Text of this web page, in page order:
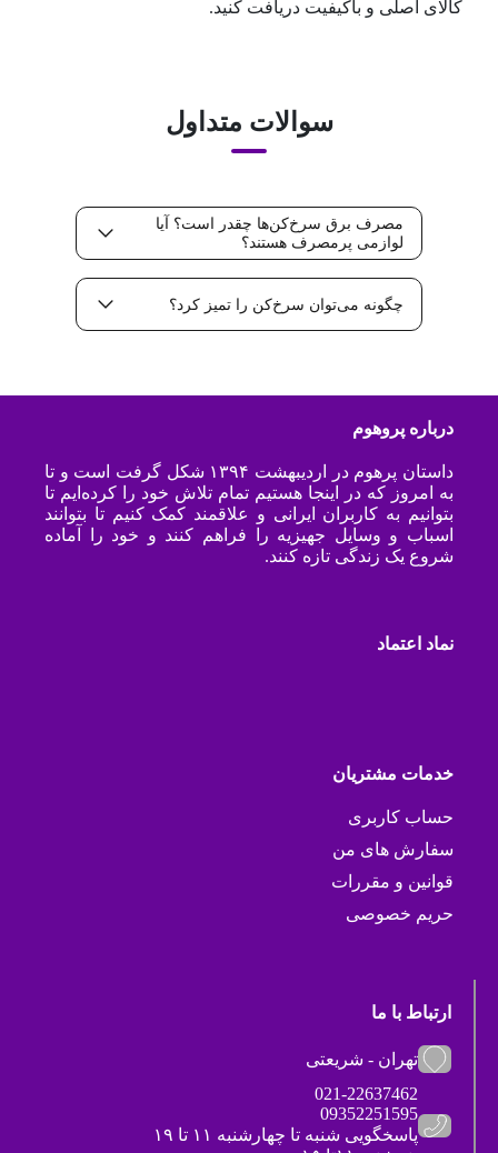
کالای اصلی و باکیفیت دریافت کنید.
سوالات متداول
مصرف برق سرخ‌کن‌ها چقدر است؟ آیا
لوازمی پرمصرف هستند؟
چگونه می‌توان سرخ‌کن را تمیز کرد؟
درباره پروهوم
داستان پرهوم در اردیبهشت ۱۳۹۴ شکل گرفت است و تا
به امروز که در اینجا هستیم تمام تلاش خود را کرده‌ایم تا
بتوانیم به کاربران ایرانی و علاقمند کمک کنیم تا بتوانند
اسباب و وسایل جهیزیه را فراهم کنند و خود را آماده
شروع یک زندگی تازه کنند.
نماد اعتماد
خدمات مشتریان
حساب کاربری
سفارش های من
قوانین و مقررات
حریم خصوصی
ارتباط با ما
تهران - شریعتی
021-22637462
09352251595
پاسخگویی شنبه تا چهارشنبه ۱۱ تا ۱۹